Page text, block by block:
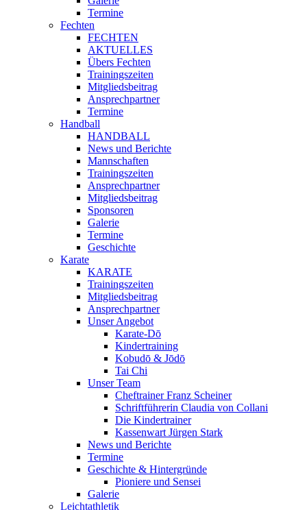
Termine
Fechten
FECHTEN
AKTUELLES
Übers Fechten
Trainingszeiten
Mitgliedsbeitrag
Ansprechpartner
Termine
Handball
HANDBALL
News und Berichte
Mannschaften
Trainingszeiten
Ansprechpartner
Mitgliedsbeitrag
Sponsoren
Galerie
Termine
Geschichte
Karate
KARATE
Trainingszeiten
Mitgliedsbeitrag
Ansprechpartner
Unser Angebot
Karate-Dō
Kindertraining
Kobudō & Jōdō
Tai Chi
Unser Team
Cheftrainer Franz Scheiner
Schriftführerin Claudia von Collani
Die Kindertrainer
Kassenwart Jürgen Stark
News und Berichte
Termine
Geschichte & Hintergründe
Pioniere und Sensei
Galerie
Leichtathletik